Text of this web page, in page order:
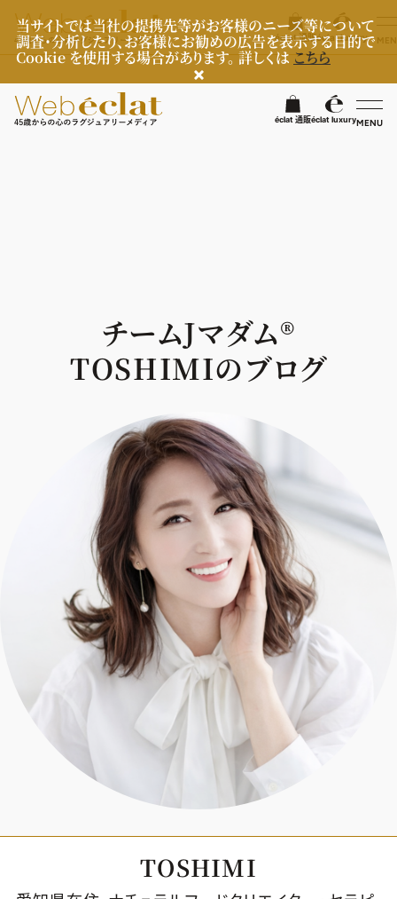
当サイトでは当社の提携先等がお客様のニーズ等について
調査・分析したり、お客様にお勧めの広告を表示する目的で
Cookie を使用する場合があります。 詳しくはこちら
éclat 通販éclat luxuryMENU検
50代なに着てる？
ファッション特集
エイジングケア
50代ベストコスメ
ヘルスケアTOPICS
ストレッチ・エクササイズ
50代健康のお悩み
ライフスタイル
旅行＆グルメ
カルチャー
50代のお悩み
エクラ 華組メンバー一覧
エクラ 華組ランキング
チームJマダム
チームJマダムメンバー一覧
チームJマダムランキング
チームJマダム特集
編集長コラム
あら、素敵☆ 手帖
イヴルルド遙華の12星座占い
スペシャル占い
エクラ通販
エクラプレミアムNEWS
通販ランキング
デジタルカタログ
エクラプレミアム通販
from編集部
インフォメーション
プレゼント
MAGAZINE
éclat 通販éclat luxury
チームJマダム®︎
TOSHIMIのブログ
TOSHIMI